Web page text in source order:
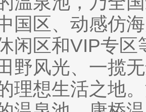
国区、动感仿
闲区和VIP专
野风光、一揽
理想生活之地